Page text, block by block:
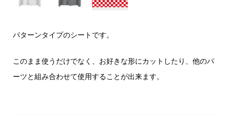
パターンタイプのシートです。
このまま使うだけでなく、お好きな形にカットしたり、他のパ
ーツと組み合わせて使用することが出来ます。